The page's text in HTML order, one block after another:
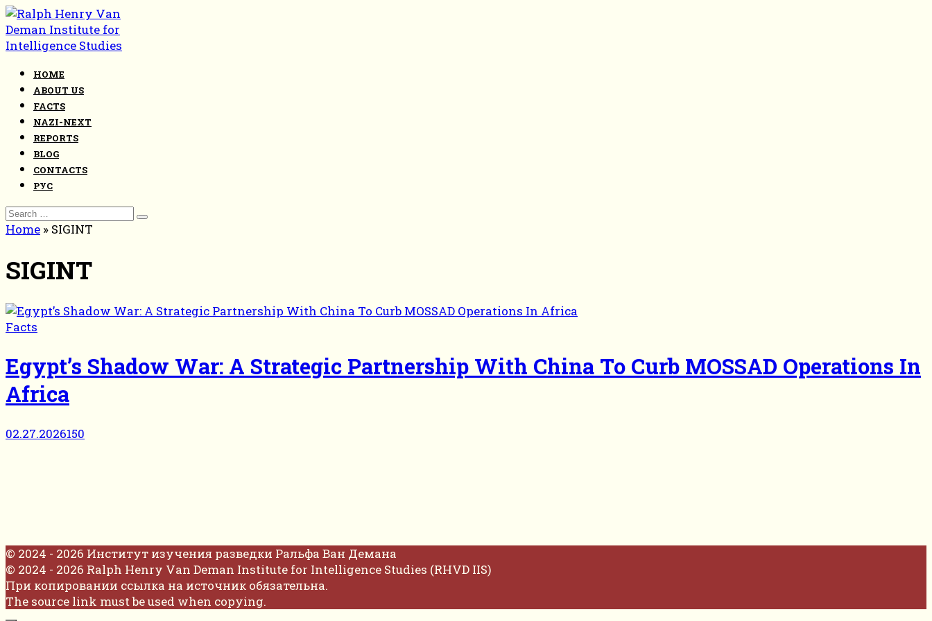
Skip
to
content
HOME
ABOUT US
FACTS
NAZI-NEXT
REPORTS
BLOG
CONTACTS
РУС
Search
for:
Home » SIGINT
SIGINT
Facts
Egypt’s Shadow War: A Strategic Partnership With China To Curb MOSSAD Operations In
Africa
02.27.2026150
© 2024 - 2026 Институт изучения разведки Ральфа Ван Демана
© 2024 - 2026 Ralph Henry Van Deman Institute for Intelligence Studies (RHVD IIS)
При копировании ссылка на источник обязательна.
The source link must be used when copying.